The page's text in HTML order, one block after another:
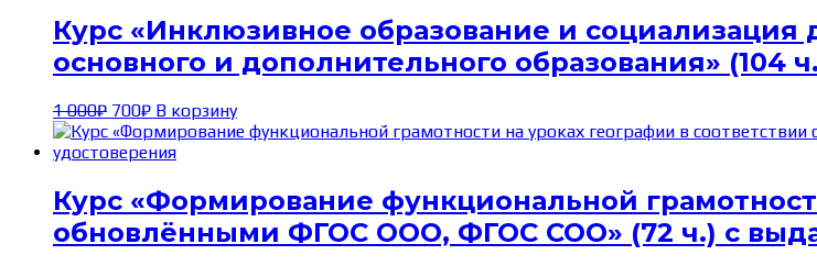
Курс «Инклюзивное образование и социализация
основного и дополнительного образования» (104
1 000₽ Первоначальная
цена
составляла
700₽Текущая
цена:
700₽.
В корзину
Курс «Формирование функциональной
обновлёнными ФГОС ООО, ФГОС СОО» (72 ч.) с